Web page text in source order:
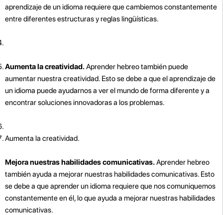
aprendizaje de un idioma requiere que cambiemos constantemente
entre diferentes estructuras y reglas lingüísticas.
Aumenta la creatividad.Aprender hebreo también puede
aumentar nuestra creatividad. Esto se debe a que el aprendizaje de
un idioma puede ayudarnos a ver el mundo de forma diferente y a
encontrar soluciones innovadoras a los problemas.
Aumenta la creatividad.
Mejora nuestras habilidades comunicativas.Aprender hebreo
también ayuda a mejorar nuestras habilidades comunicativas. Esto
se debe a que aprender un idioma requiere que nos comuniquemos
constantemente en él, lo que ayuda a mejorar nuestras habilidades
comunicativas.